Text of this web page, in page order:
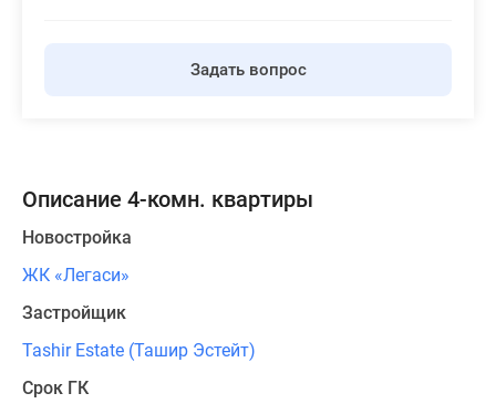
Задать вопрос
Описание 4-комн. квартиры
Новостройка
ЖК «Легаси»
Застройщик
Tashir Estate (Ташир Эстейт)
Срок ГК